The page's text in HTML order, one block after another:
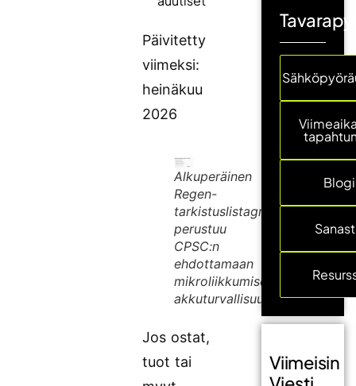
Päivitetty
viimeksi:
heinäkuu
2026
Alkuperäinen
Regen-
tarkistuslistagraafi
perustuu
CPSC:n
ehdottamaan
mikroliikkumisen
akkuturvallisuussääntöön.
Jos ostat,
tuot tai
Blogi
Viimeisin